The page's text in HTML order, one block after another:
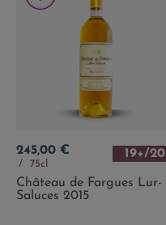
Prix
245,00 €
75cl
19+/20
Château de Fargues Lur-
Saluces 2015